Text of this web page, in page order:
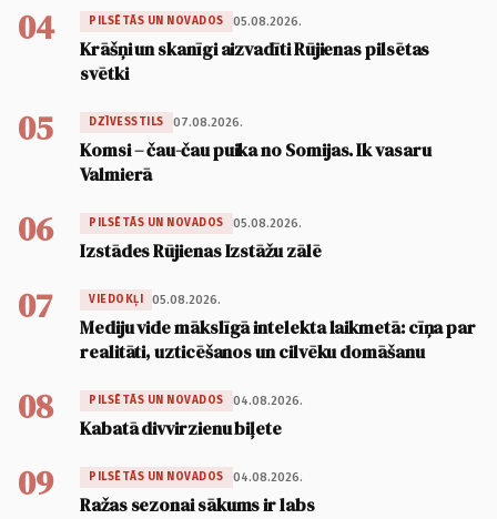
04 PILSĒTĀS UN NOVADOS 05.08.2026.
Krāšņi un skanīgi aizvadīti Rūjienas pilsētas
svētki
05 DZĪVESSTILS 07.08.2026.
Komsi – čau-čau puika no Somijas. Ik vasaru
Valmierā
06 PILSĒTĀS UN NOVADOS 05.08.2026.
Izstādes Rūjienas Izstāžu zālē
07 VIEDOKĻI 05.08.2026.
Mediju vide mākslīgā intelekta laikmetā: cīņa par
realitāti, uzticēšanos un cilvēku domāšanu
08 PILSĒTĀS UN NOVADOS 04.08.2026.
Kabatā divvirzienu biļete
09 PILSĒTĀS UN NOVADOS 04.08.2026.
Ražas sezonai sākums ir labs